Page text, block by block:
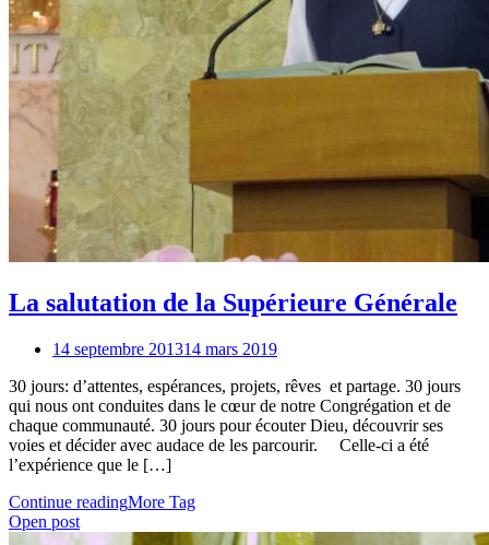
La salutation de la Supérieure Générale
14 septembre 201314 mars 2019
30 jours: d’attentes, espérances, projets, rêves et partage. 30 jours
qui nous ont conduites dans le cœur de notre Congrégation et de
chaque communauté. 30 jours pour écouter Dieu, découvrir ses
voies et décider avec audace de les parcourir. Celle-ci a été
l’expérience que le […]
Continue readingMore Tag
Open post